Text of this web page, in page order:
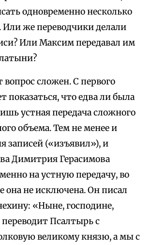
одновременно несколько
Или же переводчики делали
Или Максим передавал им
вопрос сложен. С первого
показаться, что едва ли была
устная передача сложного
объема. Тем не менее и
записей («изъявил»), и
Димитрия Герасимова
на устную передачу, во
она не исключена. Он писал
«Ныне, господине,
Псалтырь с
великому князю, а мы с